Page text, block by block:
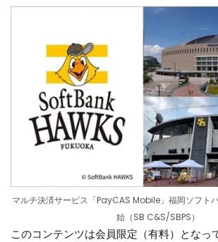
マルチ決済サービス「PayCAS Mobile」福岡ソフト
始（SB C&S/SBPS）
このコンテンツは会員限定（有料）となっ